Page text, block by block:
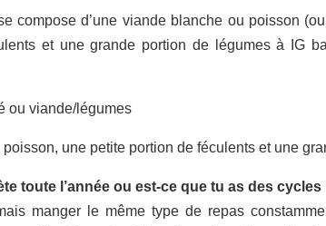
compose d’une viande blanche ou poisson
et une grande portion de légumes à IG
ou viande/légumes
une petite portion de féculents et une
toute l’année ou est-ce que tu as des
manger le même type de repas